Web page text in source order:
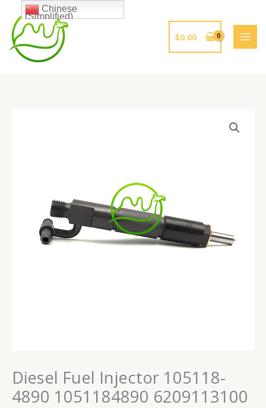
$0.00
Diesel Fuel Injector 105118-
4890 1051184890 6209113100
Chinese
(Simplified)